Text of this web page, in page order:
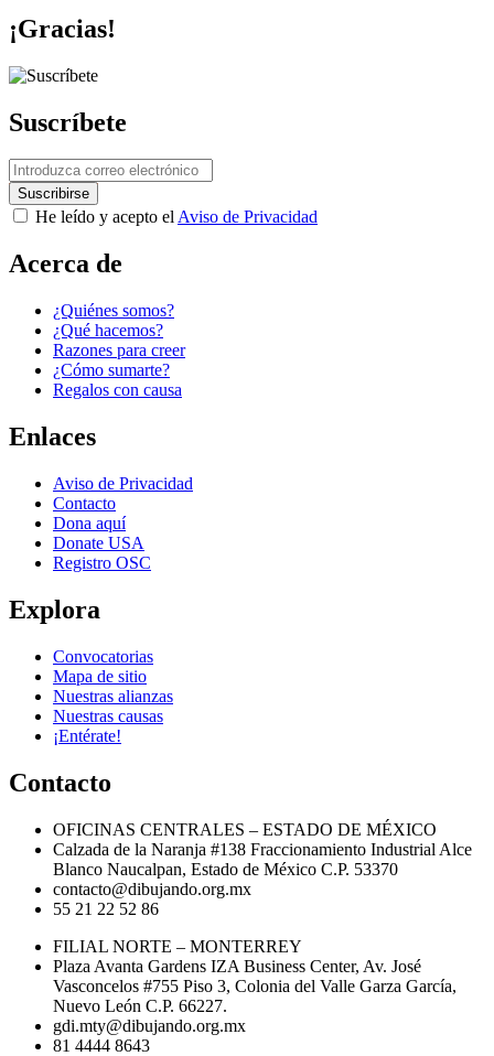
¡Gracias!
Suscríbete
He leído y acepto elAviso de Privacidad
Acerca de
¿Quiénes somos?
¿Qué hacemos?
Razones para creer
¿Cómo sumarte?
Regalos con causa
Enlaces
Aviso de Privacidad
Contacto
Dona aquí
Donate USA
Registro OSC
Explora
Convocatorias
Mapa de sitio
Nuestras alianzas
Nuestras causas
¡Entérate!
Contacto
OFICINAS CENTRALES – ESTADO DE MÉXICO
Calzada de la Naranja #138 Fraccionamiento Industrial Alce
Blanco Naucalpan, Estado de México C.P. 53370
contacto@dibujando.org.mx
55 21 22 52 86
FILIAL NORTE – MONTERREY
Plaza Avanta Gardens IZA Business Center, Av. José
Vasconcelos #755 Piso 3, Colonia del Valle Garza García,
Nuevo León C.P. 66227.
gdi.mty@dibujando.org.mx
81 4444 8643